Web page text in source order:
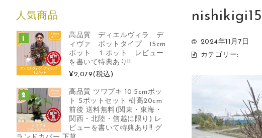
2024年11月7日
カテゴリー:
人気商品
高品質 ディエルヴィラ デ
ィヴァ ポットタイプ 15cm
ポット １ポット レビュー
を書いて特典あり!!
¥2,079(税込)
高品質 ツワブキ 10.5cmポッ
ト 5ポットセット 樹高20cm
前後 送料無料(関東・東海・
関西・北陸・信越に限り) レ
ビューを書いて特典あり!! グ